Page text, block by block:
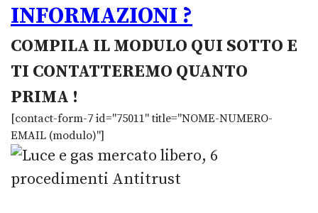
INFORMAZIONI ?
COMPILA IL MODULO QUI SOTTO E
TI CONTATTEREMO QUANTO
PRIMA !
[contact-form-7 id="75011" title="NOME-NUMERO-
EMAIL (modulo)"]